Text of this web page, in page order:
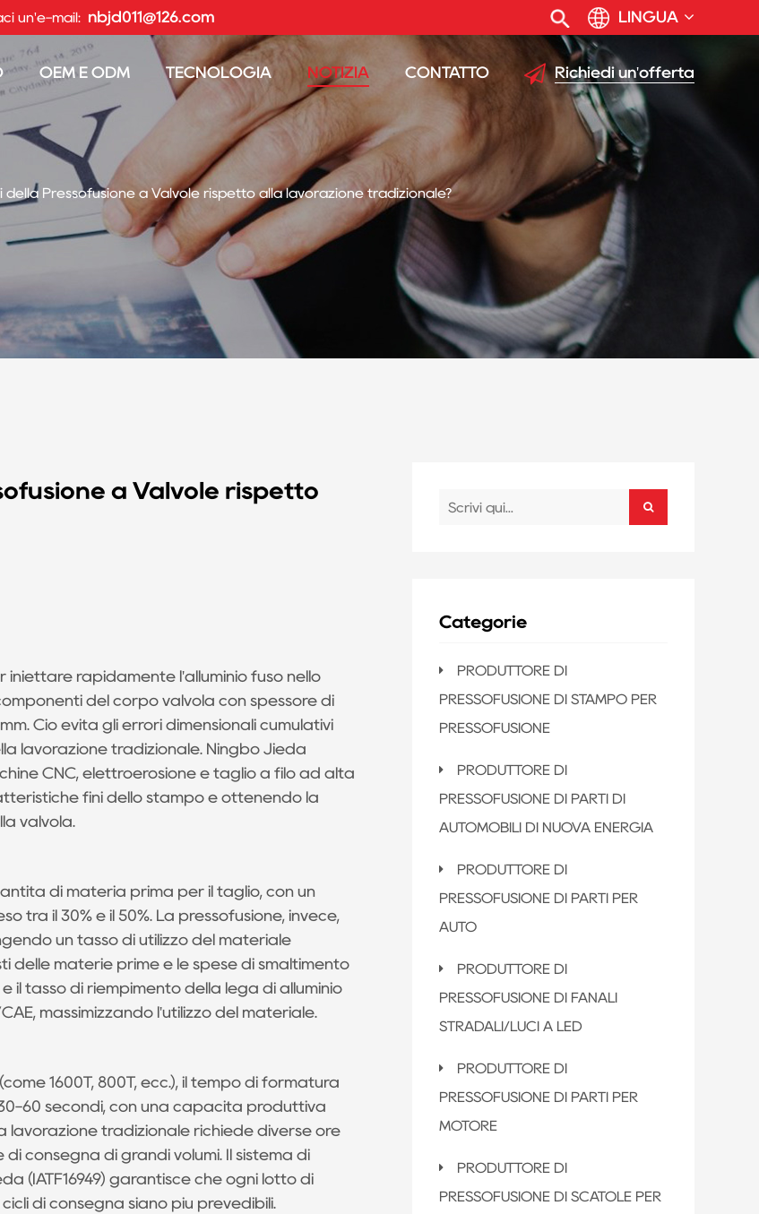
un'e-mail: nbjd011@126.com LINGUA
OEM E ODM TECNOLOGIA NOTIZIA CONTATTO Richiedi un'offerta
della Pressofusione a Valvole rispetto alla lavorazione tradizionale?
a Valvole rispetto
iniettare rapidamente l'alluminio fuso nello
del corpo valvola con spessore di
Ciò evita gli errori dimensionali cumulativi
lavorazione tradizionale. Ningbo Jieda
CNC, elettroerosione e taglio a filo ad alta
fini dello stampo e ottenendo la
valvola.
di materia prima per il taglio, con un
tra il 30% e il 50%. La pressofusione, invece,
un tasso di utilizzo del materiale
delle materie prime e le spese di smaltimento
il tasso di riempimento della lega di alluminio
massimizzando l'utilizzo del materiale.
1600T, 800T, ecc.), il tempo di formatura
60 secondi, con una capacità produttiva
lavorazione tradizionale richiede diverse ore
consegna di grandi volumi. Il sistema di
(IATF16949) garantisce che ogni lotto di
di consegna siano più prevedibili.
Categorie
PRODUTTORE DI
PRESSOFUSIONE DI STAMPO PER
PRESSOFUSIONE
PRODUTTORE DI
PRESSOFUSIONE DI PARTI DI
AUTOMOBILI DI NUOVA ENERGIA
PRODUTTORE DI
PRESSOFUSIONE DI PARTI PER
AUTO
PRODUTTORE DI
PRESSOFUSIONE DI FANALI
STRADALI/LUCI A LED
PRODUTTORE DI
PRESSOFUSIONE DI PARTI PER
MOTORE
PRODUTTORE DI
PRESSOFUSIONE DI SCATOLE PER